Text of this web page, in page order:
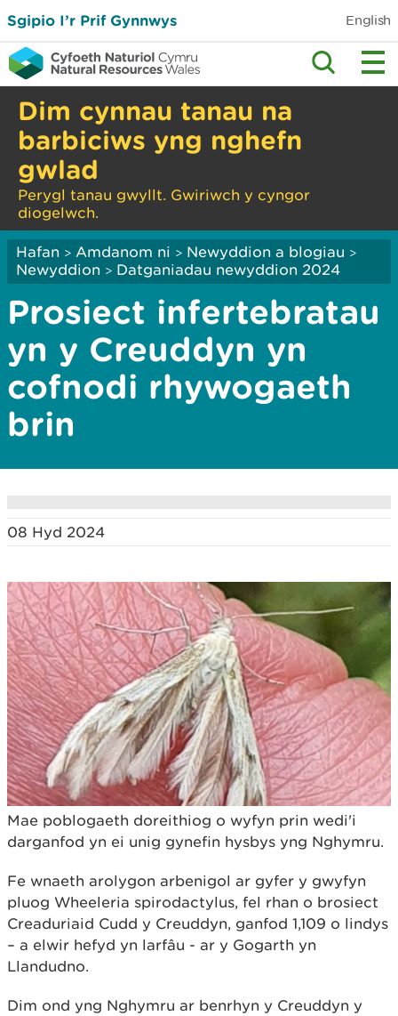
Sgipio I’r Prif Gynnwys English
Dim cynnau tanau na
barbiciws yng nghefn
gwlad
Perygl tanau gwyllt. Gwiriwch y cyngor
diogelwch.
Hafan > Amdanom ni > Newyddion a blogiau >
Newyddion > Datganiadau newyddion 2024
Prosiect infertebratau
yn y Creuddyn yn
cofnodi rhywogaeth
brin
08 Hyd 2024
Mae poblogaeth doreithiog o wyfyn prin wedi'i
darganfod yn ei unig gynefin hysbys yng Nghymru.
Fe wnaeth arolygon arbenigol ar gyfer y gwyfyn
pluog Wheeleria spirodactylus, fel rhan o brosiect
Creaduriaid Cudd y Creuddyn, ganfod 1,109 o lindys
– a elwir hefyd yn larfâu - ar y Gogarth yn
Llandudno.
Dim ond yng Nghymru ar benrhyn y Creuddyn y